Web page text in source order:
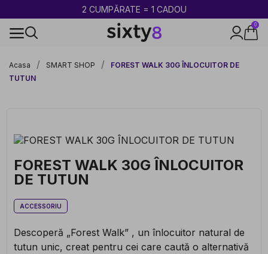
2 CUMPĂRATE = 1 CADOU
0
Acasa
SMART SHOP
FOREST WALK 30G ÎNLOCUITOR DE
TUTUN
FOREST WALK 30G ÎNLOCUITOR
DE TUTUN
ACCESSORIU
Descoperă „Forest Walk” , un înlocuitor natural de
tutun unic, creat pentru cei care caută o alternativă